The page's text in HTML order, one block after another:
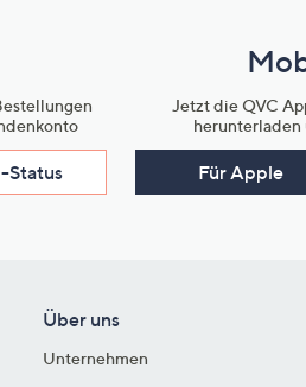
Status
Jetzt die QVC
Für Apple
Über uns
Unternehmen